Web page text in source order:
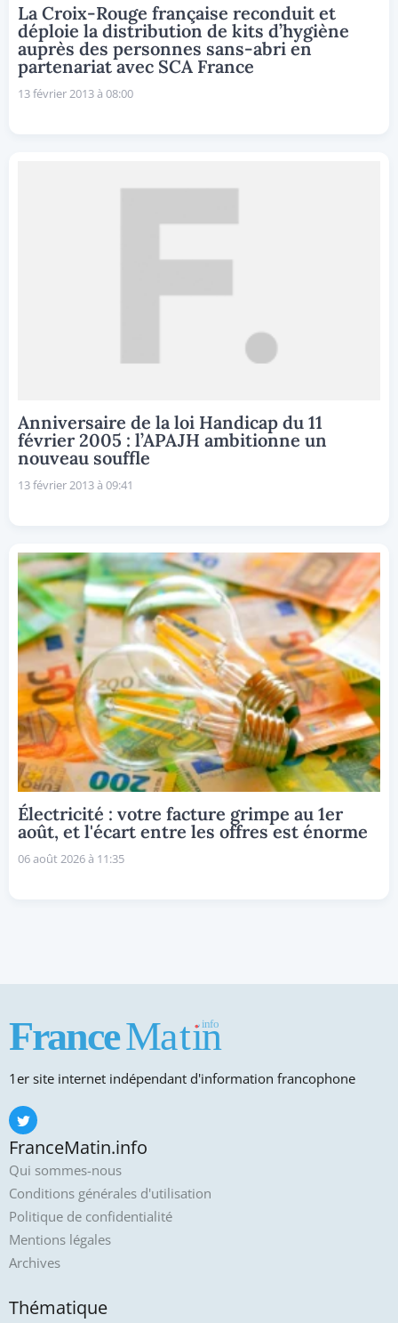
La Croix-Rouge française reconduit et
déploie la distribution de kits d’hygiène
auprès des personnes sans-abri en
partenariat avec SCA France
13 février 2013 à 08:00
Anniversaire de la loi Handicap du 11
février 2005 : l’APAJH ambitionne un
nouveau souffle
13 février 2013 à 09:41
Électricité : votre facture grimpe au 1er
août, et l'écart entre les offres est énorme
06 août 2026 à 11:35
1er site internet indépendant d'information francophone
FranceMatin.info
Qui sommes-nous
Conditions générales d'utilisation
Politique de confidentialité
Mentions légales
Archives
Thématique